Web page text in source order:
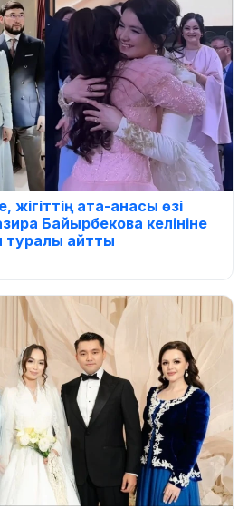
ата-анасы өзі
Байырбекова келініне
туралы айтты